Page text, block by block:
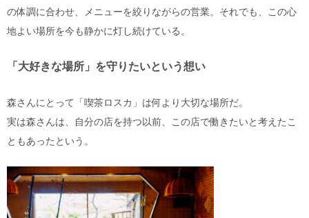
の体調に合わせ、メニューを絞りながらの営業。それでも、この心
地よい場所を今も静かに灯し続けている。
「大好きな場所」を守りたいという想い
森さんにとって「喫茶ロスカ」は何より大切な場所だ。
実は森さんは、自分の店を持つ以前、この店で働きたいと考えたこ
ともあったという。